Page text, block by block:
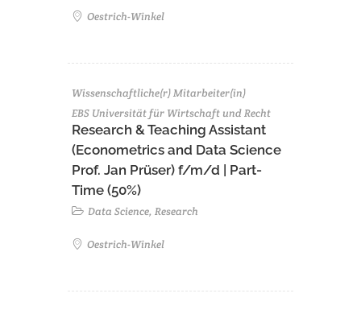
Oestrich-Winkel
Wissenschaftliche(r) Mitarbeiter(in)
EBS Universität für Wirtschaft und Recht
Research & Teaching Assistant
(Econometrics and Data Science
Prof. Jan Prüser) f/m/d | Part-
Time (50%)
Data Science, Research
Oestrich-Winkel